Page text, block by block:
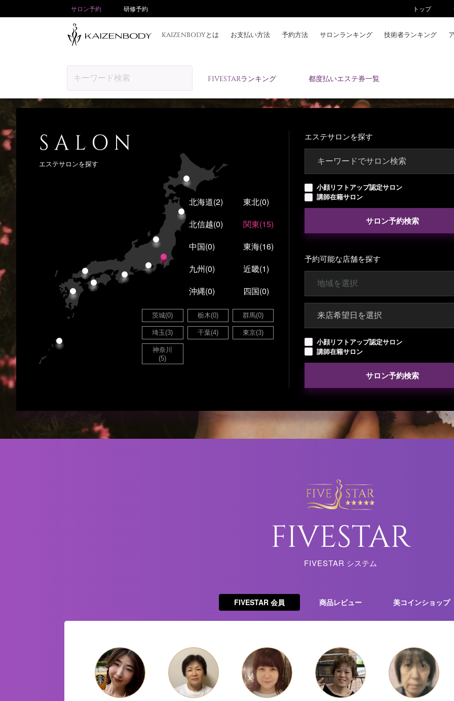
サロン予約 研修予約 トップ
KAIZENBODYとは お支払い方法 予約方法 サロンランキング 技術者ランキング
FIVESTARランキング 都度払いエステ券一覧
お支払い方法
予約方法
アンケート
美コインランキング
ブログ
求人
会員登録/ログイン
お気に入り
SALON
エステサロンを探す
北海道(2)
北信越(0)
中国(0)
九州(0)
沖縄(0)
東北(0)
関東(15)
東海(16)
近畿(1)
四国(0)
茨城(0) 栃木(0) 群馬(0)
埼玉(3) 千葉(4) 東京(3)
神奈川
(5)
エステサロンを探す
小顔リフトアップ認定サロン
講師在籍サロン
サロン予約検索
予約可能な店舗を探す
小顔リフトアップ認定サロン
講師在籍サロン
サロン予約検索
FIVESTAR
FIVESTAR システム
FIVESTAR 会員 商品レビュー 美コインショップ